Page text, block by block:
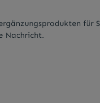
für
Nachricht.